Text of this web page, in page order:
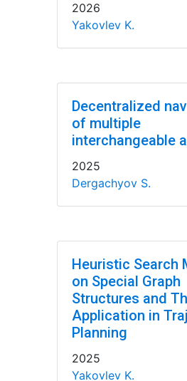
2026
Yakovlev K.
Decentralized
of multiple
interchangeable
2025
Dergachyov S.
Heuristic Search
on Special Graph
Structures and
Application in
Planning
2025
Yakovlev K.